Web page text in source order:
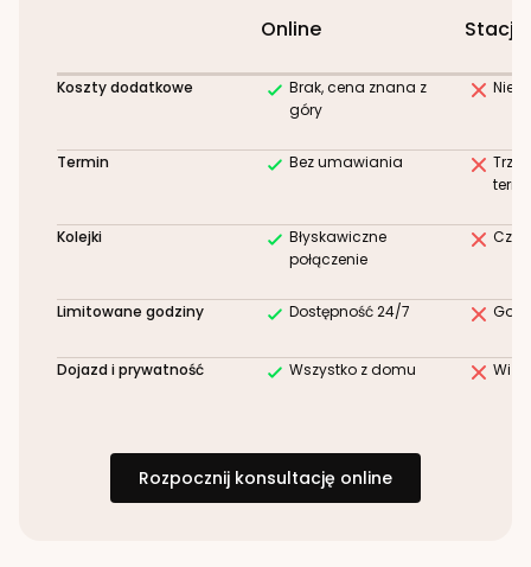
Online
Koszty dodatkowe
Brak, cena znana z
góry
Termin Bez umawiania
Kolejki
Błyskawiczne
połączenie
Limitowane godziny Dostępność 24/7
Dojazd i prywatność Wszystko z domu
Rozpocznij konsultację online